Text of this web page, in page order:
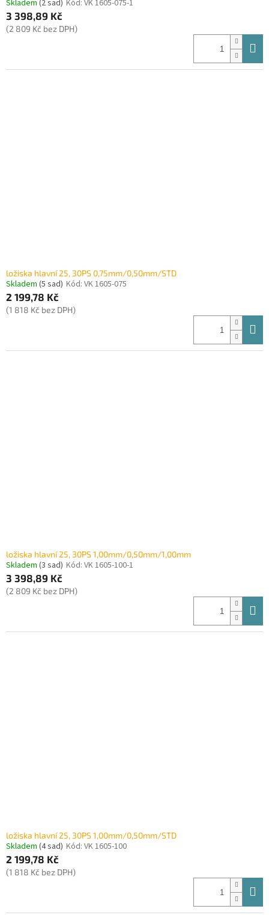
Skladem (2 sad) Kód: VK 1605-075-1
3 398,89 Kč
(2 809 Kč bez DPH)
ložiska hlavní 25, 30PS 0,75mm/0,50mm/STD
Skladem (5 sad) Kód: VK 1605-075
2 199,78 Kč
(1 818 Kč bez DPH)
ložiska hlavní 25, 30PS 1,00mm/0,50mm/1,00mm
Skladem (3 sad) Kód: VK 1605-100-1
3 398,89 Kč
(2 809 Kč bez DPH)
ložiska hlavní 25, 30PS 1,00mm/0,50mm/STD
Skladem (4 sad) Kód: VK 1605-100
2 199,78 Kč
(1 818 Kč bez DPH)